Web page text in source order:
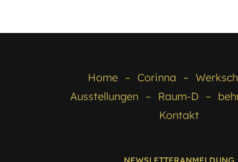
Home Corinna
Ausstellungen
Raum-D
Kontakt